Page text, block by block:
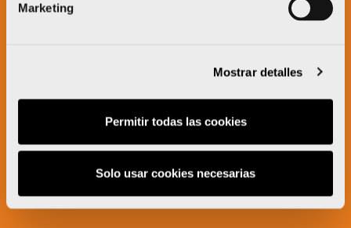
Marketing
Mostrar detalles
Permitir todas las cookies
Solo usar cookies necesarias